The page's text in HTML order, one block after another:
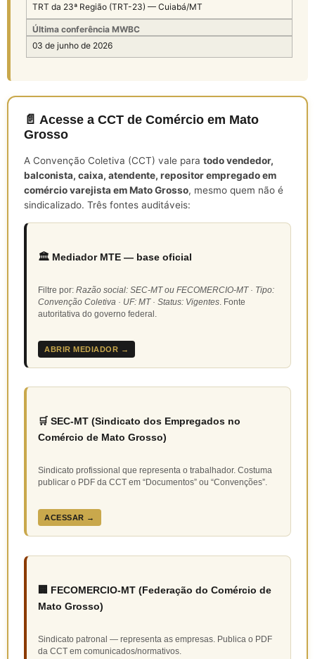
TRT da 23ª Região (TRT-23) — Cuiabá/MT
Última conferência MWBC
03 de junho de 2026
📄 Acesse a CCT de Comércio em Mato
Grosso
A Convenção Coletiva (CCT) vale para todo vendedor,
balconista, caixa, atendente, repositor empregado em
comércio varejista em Mato Grosso, mesmo quem não é
sindicalizado. Três fontes auditáveis:
🏛️ Mediador MTE — base oficial
Filtre por: Razão social: SEC-MT ou FECOMERCIO-MT · Tipo:
Convenção Coletiva · UF: MT · Status: Vigentes. Fonte
autoritativa do governo federal.
ABRIR MEDIADOR →
🛒 SEC-MT (Sindicato dos Empregados no
Comércio de Mato Grosso)
Sindicato profissional que representa o trabalhador. Costuma
publicar o PDF da CCT em “Documentos” ou “Convenções”.
ACESSAR →
🏢 FECOMERCIO-MT (Federação do Comércio de
Mato Grosso)
Sindicato patronal — representa as empresas. Publica o PDF
da CCT em comunicados/normativos.